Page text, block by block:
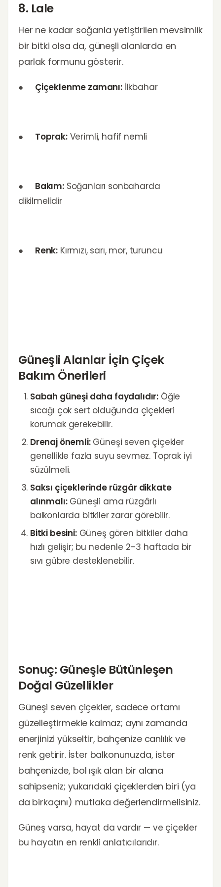
8. Lale
Her ne kadar soğanla yetiştirilen mevsimlik
bir bitki olsa da, güneşli alanlarda en
parlak formunu gösterir.
● Çiçeklenme zamanı:İlkbahar
● Toprak:Verimli, hafif nemli
● Bakım:Soğanları sonbaharda
dikilmelidir
● Renk: Kırmızı, sarı, mor, turuncu
Güneşli Alanlar İçin Çiçek
Bakım Önerileri
Sabah güneşi daha faydalıdır: Öğle
sıcağı çok sert olduğunda çiçekleri
korumak gerekebilir.
Drenaj önemli:Güneşi seven çiçekler
genellikle fazla suyu sevmez. Toprak iyi
süzülmeli.
Saksı çiçeklerinde rüzgâr dikkate
alınmalı:Güneşli ama rüzgârlı
balkonlarda bitkiler zarar görebilir.
Bitki besini:Güneş gören bitkiler daha
hızlı gelişir; bu nedenle 2–3 haftada bir
sıvı gübre desteklenebilir.
Sonuç: Güneşle Bütünleşen
Doğal Güzellikler
Güneşi seven çiçekler, sadece ortamı
güzelleştirmekle kalmaz; aynı zamanda
enerjinizi yükseltir, bahçenize canlılık ve
renk getirir. İster balkonunuzda, ister
bahçenizde, bol ışık alan bir alana
sahipseniz; yukarıdaki çiçeklerden biri (ya
da birkaçını) mutlaka değerlendirmelisiniz.
Güneş varsa, hayat da vardır — ve çiçekler
bu hayatın en renkli anlatıcılarıdır.